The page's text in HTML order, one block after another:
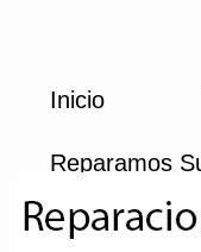
Inicio
Reparamos